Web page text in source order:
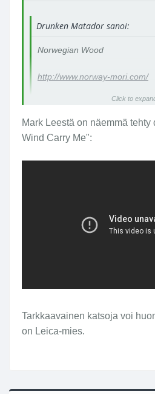
Drunken Matador sanoi:
Norwegian Wood
http://www.norway-mori.com/
Kaikki Mark Leen kuvaamat
tässä ketjussa. (Wong Kar
Love, Hou Hsiao-Hsien -leffat,
Sun, Springtime in a Small
Click to
Mark Leestä on näemmä tehty
Wind Carry Me":
Tarkkaavainen katsoja voi
on Leica-mies.